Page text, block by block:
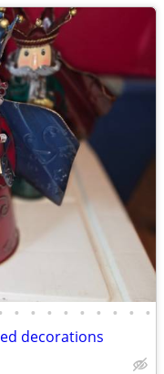
• • • • • • • • •
decorations